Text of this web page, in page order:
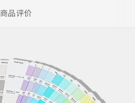
商品评价